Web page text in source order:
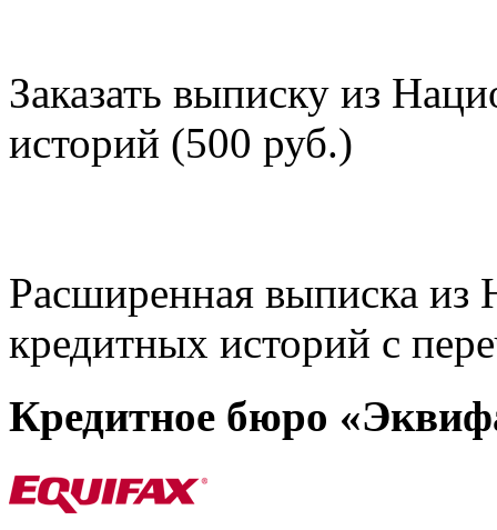
Заказать выписку из
историй (500 руб.)
Расширенная выписка из
кредитных историй с
Кредитное бюро